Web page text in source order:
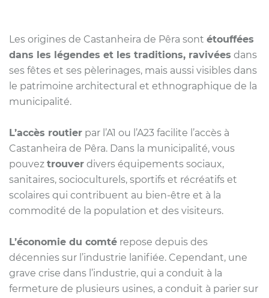
Les origines de Castanheira de Pêra sont étouffées
dans les légendes et les traditions, ravivées dans
ses fêtes et ses pèlerinages, mais aussi visibles dans
le patrimoine architectural et ethnographique de la
municipalité.
L’accès routier par l’A1 ou l’A23 facilite l’accès à
Castanheira de Pêra. Dans la municipalité, vous
pouvez trouver divers équipements sociaux,
sanitaires, socioculturels, sportifs et récréatifs et
scolaires qui contribuent au bien-être et à la
commodité de la population et des visiteurs.
L’économie du comté repose depuis des
décennies sur l’industrie lanifiée. Cependant, une
grave crise dans l’industrie, qui a conduit à la
fermeture de plusieurs usines, a conduit à parier sur